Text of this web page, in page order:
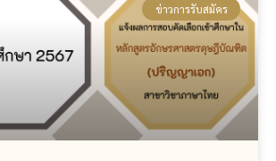
ข่าวการรับสมัคร